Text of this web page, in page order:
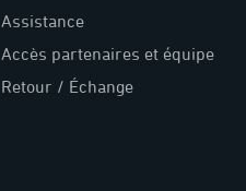
Assistance
Accès partenaires et équipe
Retour / Échange